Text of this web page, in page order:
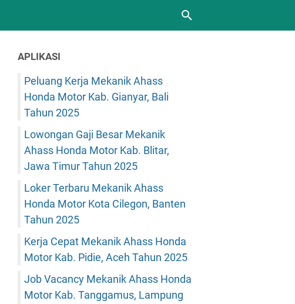
APLIKASI
Peluang Kerja Mekanik Ahass
Honda Motor Kab. Gianyar, Bali
Tahun 2025
Lowongan Gaji Besar Mekanik
Ahass Honda Motor Kab. Blitar,
Jawa Timur Tahun 2025
Loker Terbaru Mekanik Ahass
Honda Motor Kota Cilegon, Banten
Tahun 2025
Kerja Cepat Mekanik Ahass Honda
Motor Kab. Pidie, Aceh Tahun 2025
Job Vacancy Mekanik Ahass Honda
Motor Kab. Tanggamus, Lampung